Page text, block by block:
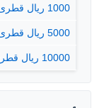
1000 ريال قطرى
5000 ريال قطرى
10000 ريال قطرى